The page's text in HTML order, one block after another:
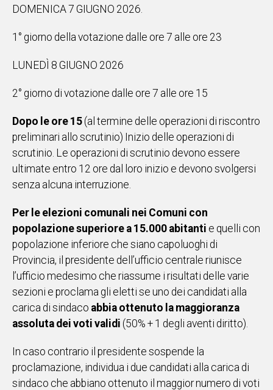
Vai
UNISCITI
WHATSAPP
Social
DOMENICA 7 GIUGNO 2026.
1° giorno della votazione dalle ore 7 alle ore 23
LUNEDÌ 8 GIUGNO 2026
2° giorno di votazione dalle ore 7 alle ore 15
Dopo le ore 15 (al termine delle operazioni di riscontro
preliminari allo scrutinio) Inizio delle operazioni di
scrutinio. Le operazioni di scrutinio devono essere
ultimate entro 12 ore dal loro inizio e devono svolgersi
senza alcuna interruzione.
Per le elezioni comunali nei Comuni con
popolazione superiore a 15.000 abitanti e quelli con
popolazione inferiore che siano capoluoghi di
Provincia, il presidente dell’ufficio centrale riunisce
l’ufficio medesimo che riassume i risultati delle varie
sezioni e proclama gli eletti se uno dei candidati alla
carica di sindaco abbia ottenuto la maggioranza
assoluta dei voti validi (50% + 1 degli aventi diritto).
In caso contrario il presidente sospende la
proclamazione, individua i due candidati alla carica di
sindaco che abbiano ottenuto il maggior numero di voti